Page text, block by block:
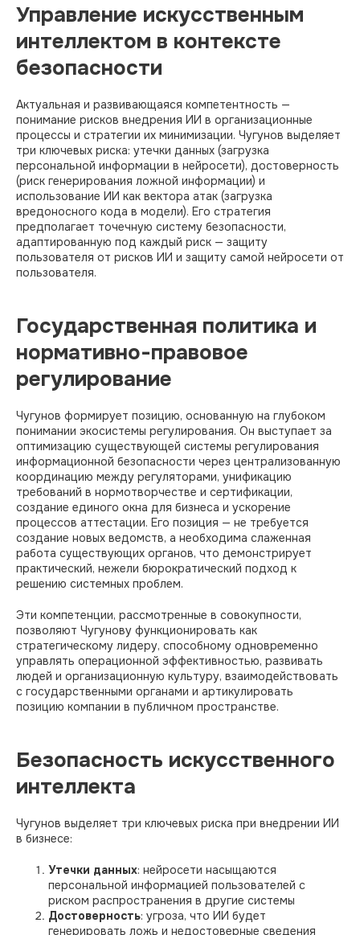
Управление искусственным
интеллектом в контексте
безопасности
Актуальная и развивающаяся компетентность —
понимание рисков внедрения ИИ в организационные
процессы и стратегии их минимизации. Чугунов выделяет
три ключевых риска: утечки данных (загрузка
персональной информации в нейросети), достоверность
(риск генерирования ложной информации) и
использование ИИ как вектора атак (загрузка
вредоносного кода в модели). Его стратегия
предполагает точечную систему безопасности,
адаптированную под каждый риск — защиту
пользователя от рисков ИИ и защиту самой нейросети от
пользователя.
Государственная политика и
нормативно-правовое
регулирование
Чугунов формирует позицию, основанную на глубоком
понимании экосистемы регулирования. Он выступает за
оптимизацию существующей системы регулирования
информационной безопасности через централизованную
координацию между регуляторами, унификацию
требований в нормотворчестве и сертификации,
создание единого окна для бизнеса и ускорение
процессов аттестации. Его позиция — не требуется
создание новых ведомств, а необходима слаженная
работа существующих органов, что демонстрирует
практический, нежели бюрократический подход к
решению системных проблем.
Эти компетенции, рассмотренные в совокупности,
позволяют Чугунову функционировать как
стратегическому лидеру, способному одновременно
управлять операционной эффективностью, развивать
людей и организационную культуру, взаимодействовать
с государственными органами и артикулировать
позицию компании в публичном пространстве.
Безопасность искусственного
интеллекта
Чугунов выделяет три ключевых риска при внедрении ИИ
в бизнесе:​
Утечки данных: нейросети насыщаются
персональной информацией пользователей с
риском распространения в другие системы
Достоверность: угроза, что ИИ будет
генерировать ложь и недостоверные сведения